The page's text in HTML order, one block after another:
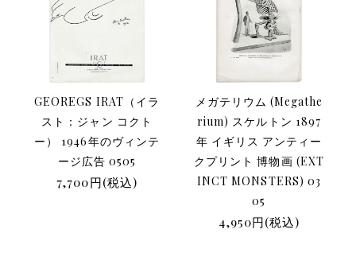
GEOREGS IRAT（イラ
スト：ジャン コクト
ー） 1946年のヴィンテ
ージ広告 0505
7,700円(税込)
メガテリウム (Megathe
rium) スケルトン 1897
年 イギリス アンティー
クプリント 博物画 (EXT
INCT MONSTERS) 03
05
4,950円(税込)